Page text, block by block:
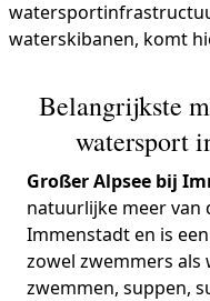
waterskibanen, komt
Belangrijkste
watersport
Großer Alpsee bij
natuurlijke meer van
Immenstadt en is
zowel zwemmers
zwemmen, suppen,